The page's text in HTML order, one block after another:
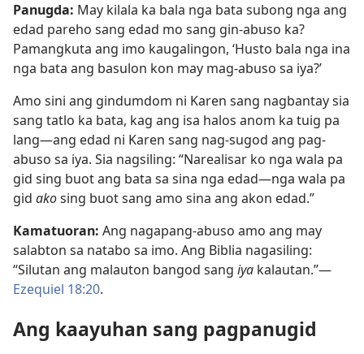
Panugda: May kilala ka bala nga bata subong nga ang
edad pareho sang edad mo sang gin-abuso ka?
Pamangkuta ang imo kaugalingon, ‘Husto bala nga ina
nga bata ang basulon kon may mag-abuso sa iya?’
Amo sini ang gindumdom ni Karen sang nagbantay sia
sang tatlo ka bata, kag ang isa halos anom ka tuig pa
lang—ang edad ni Karen sang nag-sugod ang pag-
abuso sa iya. Sia nagsiling: “Narealisar ko nga wala pa
gid sing buot ang bata sa sina nga edad—nga wala pa
gid akosing buot sang amo sina ang akon edad.”
Kamatuoran: Ang nagapang-abuso amo ang may
salabton sa natabo sa imo. Ang Biblia nagasiling:
“Silutan ang malauton bangod sang iya kalautan.”​—
Ezequiel 18:20.
Ang kaayuhan sang pagpanugid